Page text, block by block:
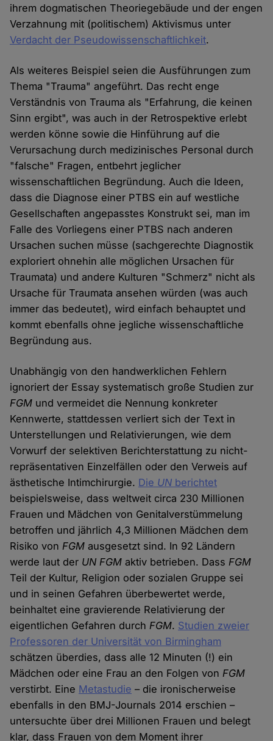
ihrem dogmatischen Theoriegebäude und der engen
Verzahnung mit (politischem) Aktivismus unter
Verdacht der Pseudowissenschaftlichkeit.
Als weiteres Beispiel seien die Ausführungen zum
Thema "Trauma" angeführt. Das recht enge
Verständnis von Trauma als "Erfahrung, die keinen
Sinn ergibt", was auch in der Retrospektive erlebt
werden könne sowie die Hinführung auf die
Verursachung durch medizinisches Personal durch
"falsche" Fragen, entbehrt jeglicher
wissenschaftlichen Begründung. Auch die Ideen,
dass die Diagnose einer PTBS ein auf westliche
Gesellschaften angepasstes Konstrukt sei, man im
Falle des Vorliegens einer PTBS nach anderen
Ursachen suchen müsse (sachgerechte Diagnostik
exploriert ohnehin alle möglichen Ursachen für
Traumata) und andere Kulturen "Schmerz" nicht als
Ursache für Traumata ansehen würden (was auch
immer das bedeutet), wird einfach behauptet und
kommt ebenfalls ohne jegliche wissenschaftliche
Begründung aus.
Unabhängig von den handwerklichen Fehlern
ignoriert der Essay systematisch große Studien zur
FGM und vermeidet die Nennung konkreter
Kennwerte, stattdessen verliert sich der Text in
Unterstellungen und Relativierungen, wie dem
Vorwurf der selektiven Berichterstattung zu nicht-
repräsentativen Einzelfällen oder den Verweis auf
ästhetische Intimchirurgie. Die UN berichtet
beispielsweise, dass weltweit circa 230 Millionen
Frauen und Mädchen von Genitalverstümmelung
betroffen und jährlich 4,3 Millionen Mädchen dem
Risiko vonFGM ausgesetzt sind. In 92 Ländern
werde laut der UN FGMaktiv betrieben. DassFGM
Teil der Kultur, Religion oder sozialen Gruppe sei
und in seinen Gefahren überbewertet werde,
beinhaltet eine gravierende Relativierung der
eigentlichen Gefahren durchFGM. Studien zweier
Professoren der Universität von Birmingham
schätzen überdies, dass alle 12 Minuten (!) ein
Mädchen oder eine Frau an den Folgen vonFGM
verstirbt. Eine Metastudie – die ironischerweise
ebenfalls in den BMJ-Journals 2014 erschien –
untersuchte über drei Millionen Frauen und belegt
klar, dass Frauen von dem Moment ihrer